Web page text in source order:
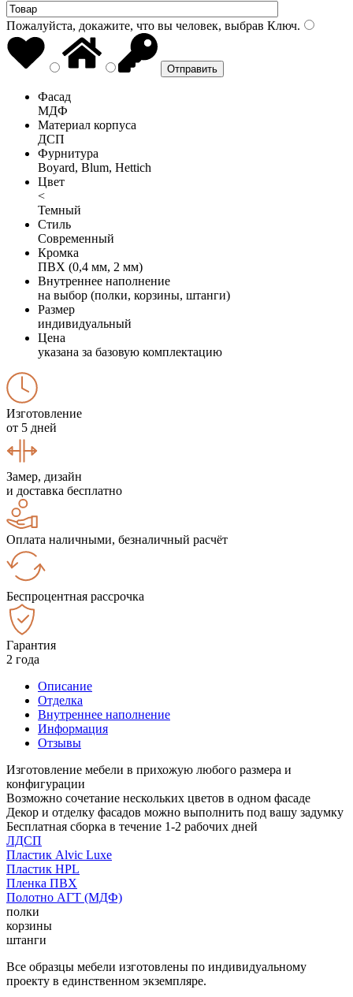
Пожалуйста, докажите, что вы человек, выбрав Ключ.
Фасад
МДФ
Материал корпуса
ДСП
Фурнитура
Boyard, Blum, Hettich
Цвет
<
Темный
Стиль
Современный
Кромка
ПВХ (0,4 мм, 2 мм)
Внутреннее наполнение
на выбор (полки, корзины, штанги)
Размер
индивидуальный
Цена
указана за базовую комплектацию
Изготовление
от 5 дней
Замер, дизайн
и доставка бесплатно
Оплата наличными, безналичный расчёт
Беспроцентная рассрочка
Гарантия
2 года
Описание
Отделка
Внутреннее наполнение
Информация
Отзывы
Изготовление мебели в прихожую любого размера и
конфигурации
Возможно сочетание нескольких цветов в одном фасаде
Декор и отделку фасадов можно выполнить под вашу задумку
Бесплатная сборка в течение 1-2 рабочих дней
ЛДСП
Пластик Alvic Luxe
Пластик HPL
Пленка ПВХ
Полотно АГТ (МДФ)
полки
корзины
штанги
Все образцы мебели изготовлены по индивидуальному
проекту в единственном экземпляре.